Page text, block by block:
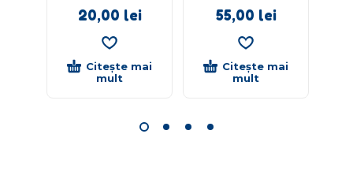
20,00 lei
Citește mai
mult
55,00 lei
Citește mai
mult